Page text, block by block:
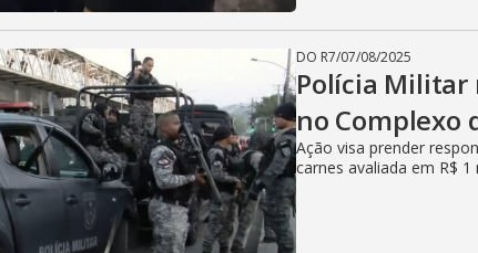
DO R7/07/08/2025
Polícia Militar
no Complexo
Ação visa prender
carnes avaliada em R$ 1